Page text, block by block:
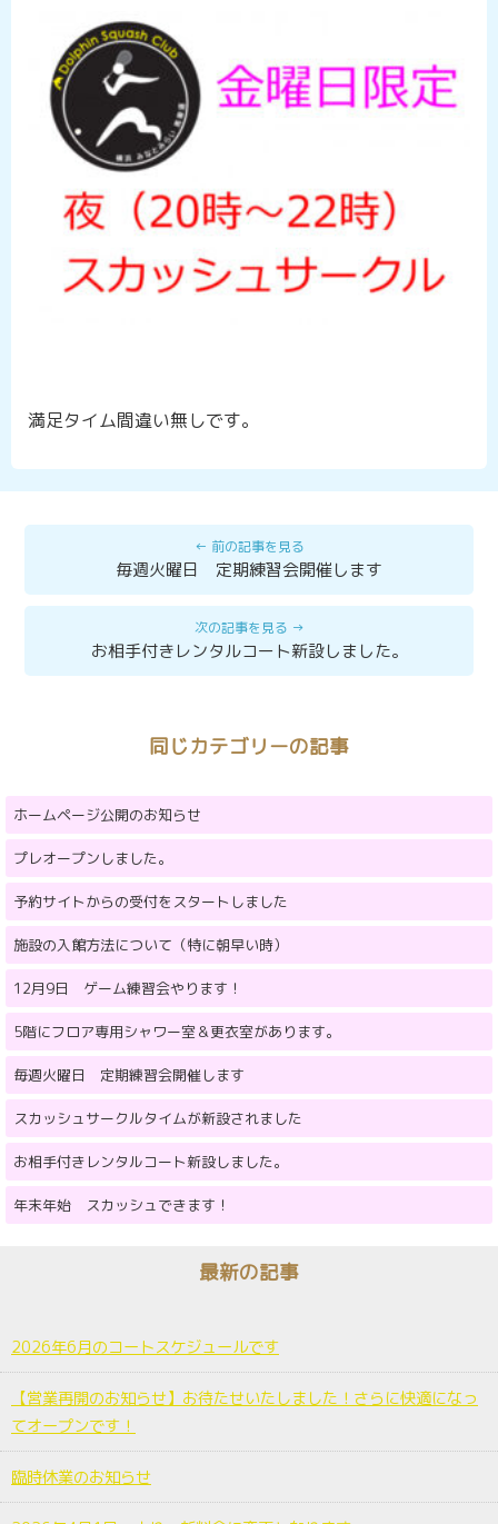
満足タイム間違い無しです。
毎週火曜日 定期練習会開催します
お相手付きレンタルコート新設しました。
同じカテゴリーの記事
ホームページ公開のお知らせ
プレオープンしました。
予約サイトからの受付をスタートしました
施設の入館方法について（特に朝早い時）
12月9日 ゲーム練習会やります！
5階にフロア専用シャワー室＆更衣室があります。
毎週火曜日 定期練習会開催します
スカッシュサークルタイムが新設されました
お相手付きレンタルコート新設しました。
年末年始 スカッシュできます！
最新の記事
2026年6月のコートスケジュールです
【営業再開のお知らせ】お待たせいたしました！さらに快適になっ
てオープンです！
臨時休業のお知らせ